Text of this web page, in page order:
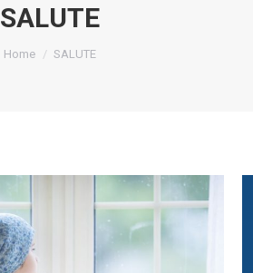
SALUTE
Tu sei qui:
Home SALUTE